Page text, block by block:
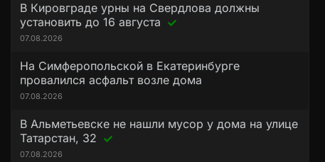
В Кировграде урны на Свердлова должны
установить до 16 августа
07.08.2026
На Симферопольской в Екатеринбурге
провалился асфальт возле дома
07.08.2026
В Альметьевске не нашли мусор у дома на улице
Татарстан, 32
07.08.2026